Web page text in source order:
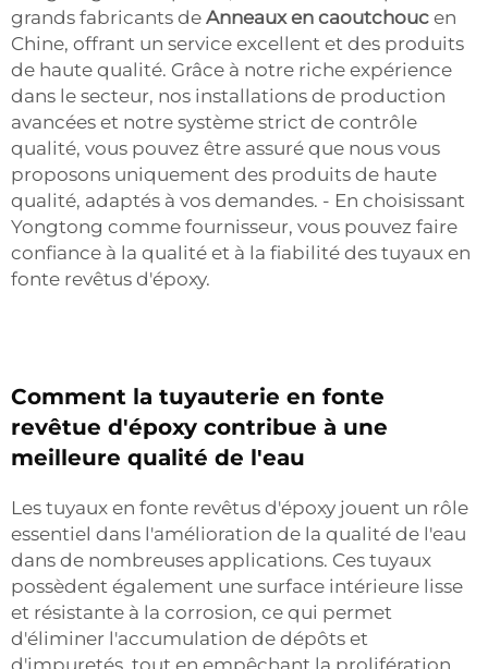
grands fabricants de Anneaux en caoutchouc en
Chine, offrant un service excellent et des produits
de haute qualité. Grâce à notre riche expérience
dans le secteur, nos installations de production
avancées et notre système strict de contrôle
qualité, vous pouvez être assuré que nous vous
proposons uniquement des produits de haute
qualité, adaptés à vos demandes. - En choisissant
Yongtong comme fournisseur, vous pouvez faire
confiance à la qualité et à la fiabilité des tuyaux en
fonte revêtus d'époxy.
Comment la tuyauterie en fonte
revêtue d'époxy contribue à une
meilleure qualité de l'eau
Les tuyaux en fonte revêtus d'époxy jouent un rôle
essentiel dans l'amélioration de la qualité de l'eau
dans de nombreuses applications. Ces tuyaux
possèdent également une surface intérieure lisse
et résistante à la corrosion, ce qui permet
d'éliminer l'accumulation de dépôts et
d'impuretés, tout en empêchant la prolifération